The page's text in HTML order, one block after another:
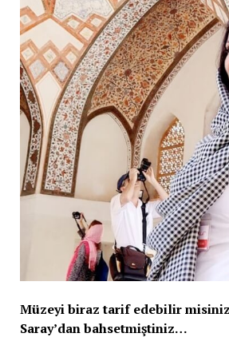
Müzeyi biraz tarif edebilir
Saray’dan bahsetmiştiniz…